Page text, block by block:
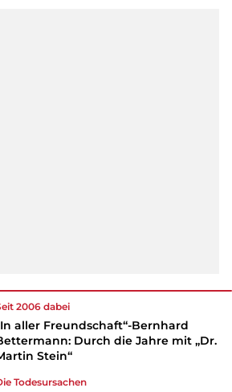
2006 dabei
aller Freundschaft“-Bernhard
Durch die Jahre mit „Dr.
Stein“
Todesursachen